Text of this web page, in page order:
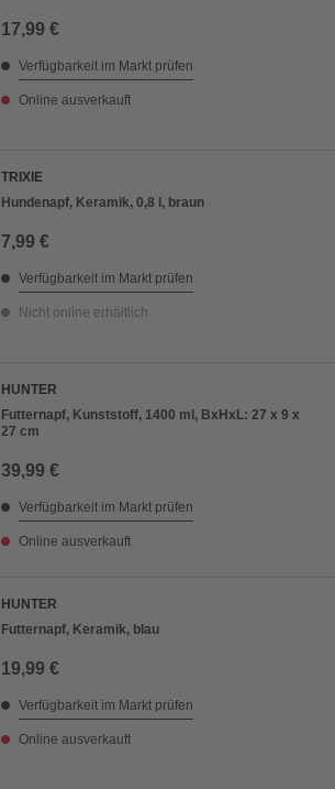
17,99 €
Verfügbarkeit im Markt prüfen
Online ausverkauft
TRIXIE
Hundenapf, Keramik, 0,8 l, braun
7,99 €
Verfügbarkeit im Markt prüfen
Nicht online erhältlich
HUNTER
Futternapf, Kunststoff, 1400 ml, BxHxL: 27 x 9 x
27 cm
39,99 €
Verfügbarkeit im Markt prüfen
Online ausverkauft
HUNTER
Futternapf, Keramik, blau
19,99 €
Verfügbarkeit im Markt prüfen
Online ausverkauft